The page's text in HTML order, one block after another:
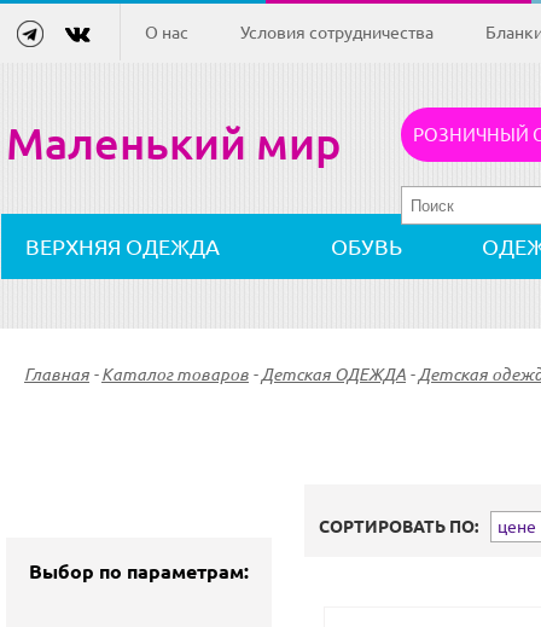
О нас Условия сотрудничества
Маленький мир РОЗНИЧНЫЙ
ВЕРХНЯЯ ОДЕЖДА ОБУВЬ
Главная - Каталог товаров - Детская ОДЕЖДА - Детская
Выбор по параметрам:
СОРТИРОВАТЬ ПО: цене